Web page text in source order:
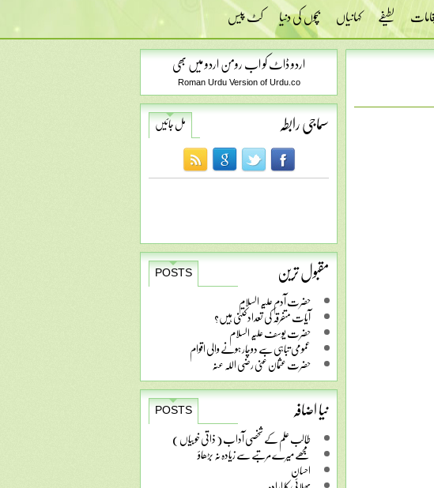
لطیفے کہانیاں بچوں کی دنیا کٹ پیس
اردو ڈاٹ کو اب رومن اردو میں بھی
Roman Urdu Version of Urdu.co
سماجی رابطہ مل جائیں
مقبول ترین
POSTS
حضرت آدم علیہ السلام
آیات متفرقہ کی تعداد کتنی ہیں؟
حضرت یوسف علیہ السلام
عمومی تباہی سے دوچار ہونے والی اقوام
حضرت عثمان غنی رضی اللہ عنہ
نیا اضافہ
POSTS
طالب علم کے شخصی آداب ( ذاتی خوبیاں )
مجھے میرے مرتبے سے زیادہ نہ بڑھاؤ
احسان